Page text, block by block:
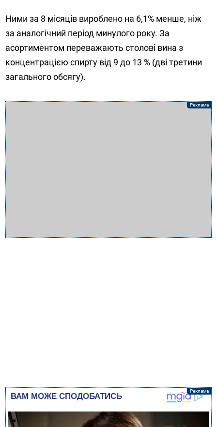
Ними за 8 місяців вироблено на 6,1% менше, ніж
за аналогічний період минулого року. За
асортиментом переважають столові вина з
концентрацією спирту від 9 до 13 % (дві третини
загального обсягу).